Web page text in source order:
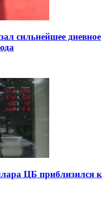
сильнейшее дневное
ЦБ приблизился к